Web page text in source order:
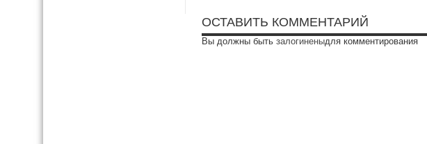
ОСТАВИТЬ КОММЕНТАРИЙ
Вы должны быть залогиненыдля комментирования